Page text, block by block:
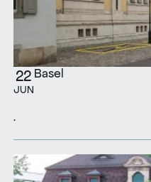
22
JUN
Basel
.